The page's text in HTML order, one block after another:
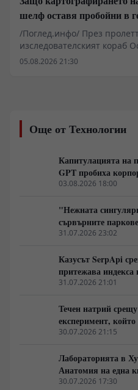
шелф оставя пробойни в
/Поглед.инфо/ През
изследователският кораб
Nautilus заснема на
генерира медиен шум.
анализ обаче сочат
желязо-манганови
търсят изчезнали
крие в логистиката и
некартографирано.
05.08.2026 21:30
Още от Технологии
Капитулацията на
GPT пробиха
03.08.2026 18:00
"Нежната
сървърните
технологични
31.07.2026 23:02
Казусът SerpApi
притежава индекса
31.07.2026 21:01
Течен натрий
експеримент,
окончателно да
30.07.2026 21:15
Лабораторията в
Анатомия на една
30.07.2026 17:30